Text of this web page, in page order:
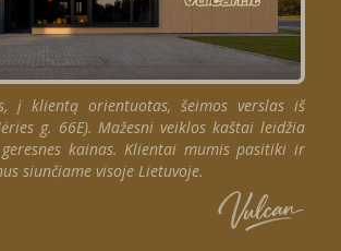
į klientą orientuotas, šeimos verslas iš
g. 66E). Mažesni veiklos kaštai leidžia
kainas. Klientai mumis pasitiki ir
siunčiame visoje Lietuvoje.